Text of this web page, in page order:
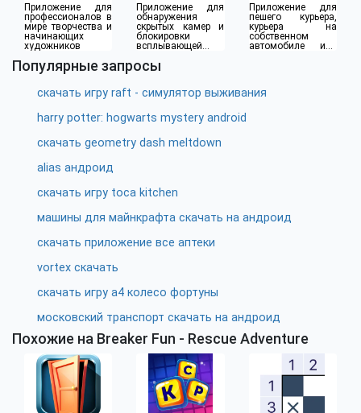
Приложение для
профессионалов в
мире творчества и
начинающих
художников
Приложение для
обнаружения
скрытых камер и
блокировки
всплывающей
Приложение для
пешего курьера,
курьера на
собственном
автомобиле или
Популярные запросы
скачать игру raft - симулятор выживания
harry potter: hogwarts mystery android
скачать geometry dash meltdown
alias андроид
скачать игру toca kitchen
машины для майнкрафта скачать на андроид
скачать приложение все аптеки
vortex скачать
скачать игру а4 колесо фортуны
московский транспорт скачать на андроид
Похожие на Breaker Fun - Rescue Adventure